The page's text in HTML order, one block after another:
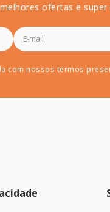
ofertas e
com nossos termos